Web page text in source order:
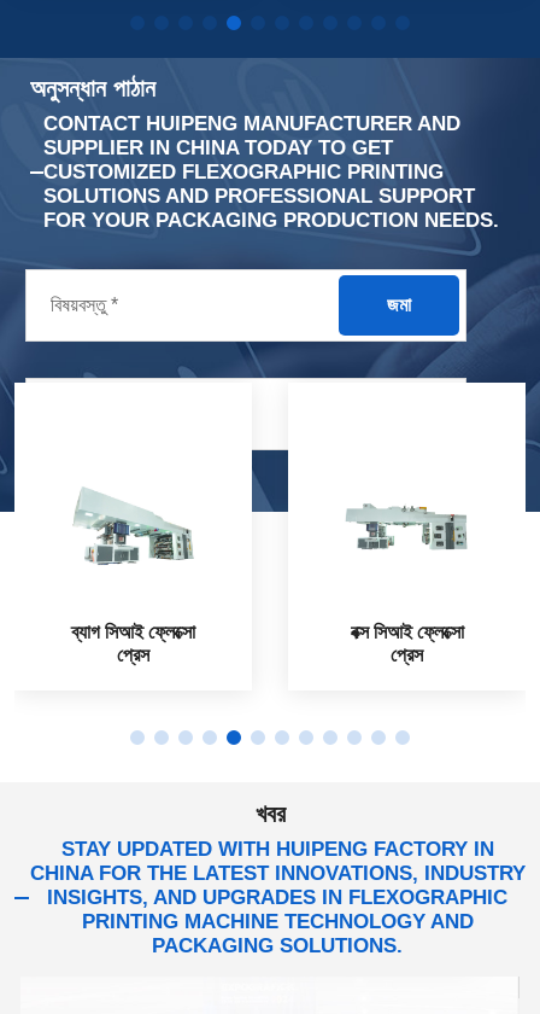
অনুসন্ধান পাঠান
CONTACT HUIPENG MANUFACTURER AND
SUPPLIER IN CHINA TODAY TO GET
CUSTOMIZED FLEXOGRAPHIC PRINTING
SOLUTIONS AND PROFESSIONAL SUPPORT
FOR YOUR PACKAGING PRODUCTION NEEDS.
জমা
ব্যাগ সিআই ফ্লেক্সো
প্রেস
বক্স সিআই ফ্লেক্সো
প্রেস
খবর
STAY UPDATED WITH HUIPENG FACTORY IN
CHINA FOR THE LATEST INNOVATIONS, INDUSTRY
INSIGHTS, AND UPGRADES IN FLEXOGRAPHIC
PRINTING MACHINE TECHNOLOGY AND
PACKAGING SOLUTIONS.